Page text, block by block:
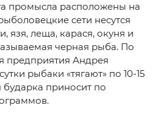
промысла расположены на
сети несутся
язя, леща, карася, окуня и
черная рыба. По
предприятия Андрея
рыбаки «тягают» по 10-15
приносит по